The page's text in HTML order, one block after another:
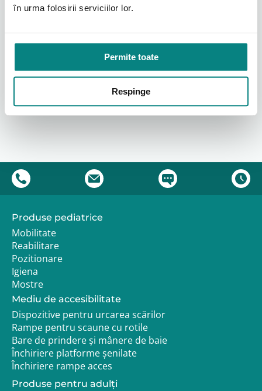
în urma folosirii serviciilor lor.
Permite toate
Respinge
AirCurve 10 S
Produse pediatrice
Mobilitate
Reabilitare
Pozitionare
Igiena
Mostre
Mediu de accesibilitate
Dispozitive pentru urcarea scărilor
Rampe pentru scaune cu rotile
Bare de prindere și mânere de baie
Închiriere platforme șenilate
Închiriere rampe acces
Produse pentru adulţi